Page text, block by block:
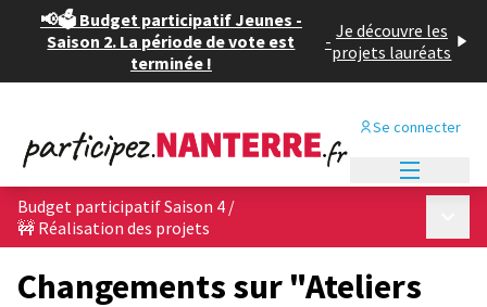
📢🗳️ Budget participatif Jeunes -
Saison 2. La période de vote est
terminée !
- Je découvre les
projets lauréats
Se connecter
Budget participatif Saison 4 /
🚧 Réalisation des projets
Changements sur "Ateliers